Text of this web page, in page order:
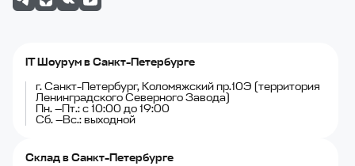
IT Шоурум в Санкт-Петербурге
г. Санкт-Петербург, Коломяжский пр.10Э (территория
Ленинградского Северного Завода)
Пн. —Пт.: с 10:00 до 19:00
Сб. —Вс.: выходной
Склад в Санкт-Петербурге